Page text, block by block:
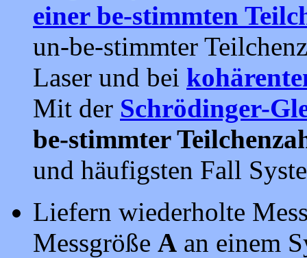
einer be-stimmten
un-be-stimmter
Laser und bei
Mit der Schrödinger-
be-stimmter
und häufigsten Fall
Liefern wiederholte
Messgröße A an einem